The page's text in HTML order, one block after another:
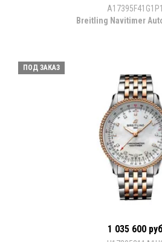
A17395F41G1P1
Breitling Navitimer
ПОД ЗАКАЗ
1 035 600 руб